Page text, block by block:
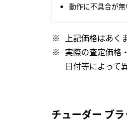
動作に不具合が
上記価格はあく
実際の査定価格
日付等によって
チューダー ブ